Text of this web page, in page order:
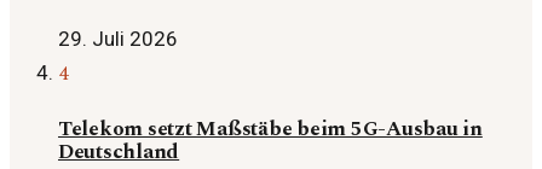
29. Juli 2026
4
Telekom setzt Maßstäbe beim 5G-Ausbau in
Deutschland